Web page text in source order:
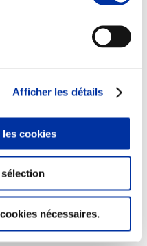
Afficher les détails
cookies
nécessaires.
et durable